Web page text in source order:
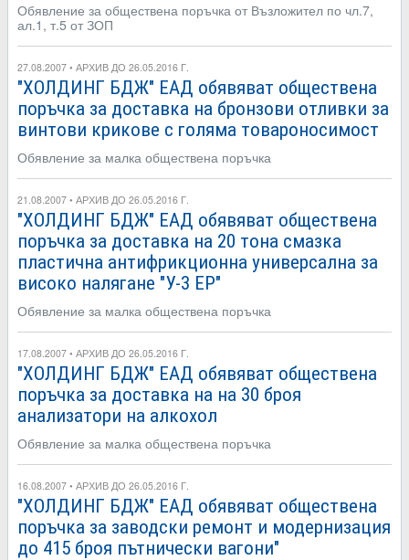
Обявление за обществена поръчка от Възложител по чл.7,
ал.1, т.5 от ЗОП
27.08.2007 • АРХИВ ДО 26.05.2016 Г.
"ХОЛДИНГ БДЖ" ЕАД обявяват обществена
поръчка за доставка на бронзови отливки за
винтови крикове с голяма товароносимост
Обявление за малка обществена поръчка
21.08.2007 • АРХИВ ДО 26.05.2016 Г.
"ХОЛДИНГ БДЖ" ЕАД обявяват обществена
поръчка за доставка на 20 тона смазка
пластична антифрикционна универсална за
високо налягане "У-3 ЕР"
Обявление за малка обществена поръчка
17.08.2007 • АРХИВ ДО 26.05.2016 Г.
"ХОЛДИНГ БДЖ" ЕАД обявяват обществена
поръчка за доставка на на 30 броя
анализатори на алкохол
Обявление за малка обществена поръчка
16.08.2007 • АРХИВ ДО 26.05.2016 Г.
"ХОЛДИНГ БДЖ" ЕАД обявяват обществена
поръчка за заводски ремонт и модернизация
до 415 броя пътнически вагони"